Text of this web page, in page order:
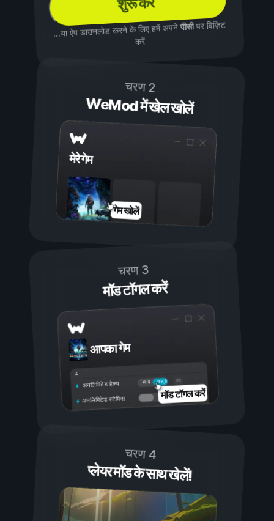
...या ऐप डाउनलोड करने के लिए हमें अपनेपीसीपर विज़िट
करें
चरण 2
WeMod में खेल खोलें
मेरे गेम
गेम खोलें
चरण 3
मॉड टॉगल करें
आपका गेम
चालू है
बंद है
अनलिमिटेड हेल्थ
अनलिमिटेड स्टैमिना मॉड टॉगल करें
चरण 4
प्लेयर मॉड के साथ खेलें!